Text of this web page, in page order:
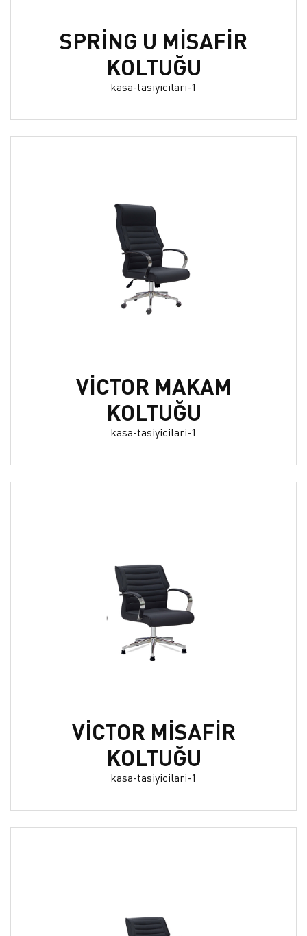
SPRİNG U MİSAFİR
KOLTUĞU
kasa-tasiyicilari-1
VİCTOR MAKAM
KOLTUĞU
kasa-tasiyicilari-1
VİCTOR MİSAFİR
KOLTUĞU
kasa-tasiyicilari-1